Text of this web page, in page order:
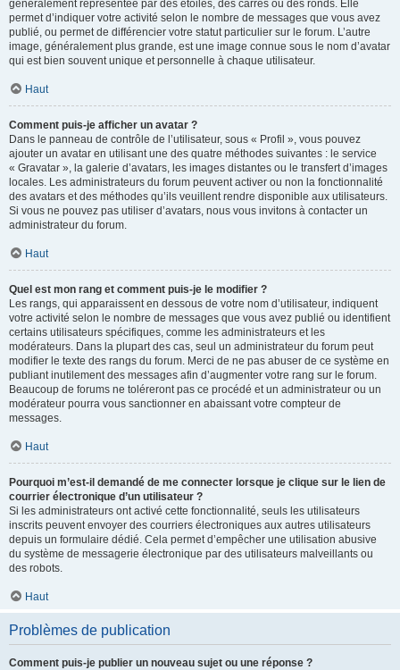
généralement représentée par des étoiles, des carrés ou des ronds. Elle
permet d’indiquer votre activité selon le nombre de messages que vous avez
publié, ou permet de différencier votre statut particulier sur le forum. L’autre
image, généralement plus grande, est une image connue sous le nom d’avatar
qui est bien souvent unique et personnelle à chaque utilisateur.
Haut
Comment puis-je afficher un avatar ?
Dans le panneau de contrôle de l’utilisateur, sous « Profil », vous pouvez
ajouter un avatar en utilisant une des quatre méthodes suivantes : le service
« Gravatar », la galerie d’avatars, les images distantes ou le transfert d’images
locales. Les administrateurs du forum peuvent activer ou non la fonctionnalité
des avatars et des méthodes qu’ils veuillent rendre disponible aux utilisateurs.
Si vous ne pouvez pas utiliser d’avatars, nous vous invitons à contacter un
administrateur du forum.
Haut
Quel est mon rang et comment puis-je le modifier ?
Les rangs, qui apparaissent en dessous de votre nom d’utilisateur, indiquent
votre activité selon le nombre de messages que vous avez publié ou identifient
certains utilisateurs spécifiques, comme les administrateurs et les
modérateurs. Dans la plupart des cas, seul un administrateur du forum peut
modifier le texte des rangs du forum. Merci de ne pas abuser de ce système en
publiant inutilement des messages afin d’augmenter votre rang sur le forum.
Beaucoup de forums ne toléreront pas ce procédé et un administrateur ou un
modérateur pourra vous sanctionner en abaissant votre compteur de
messages.
Haut
Pourquoi m’est-il demandé de me connecter lorsque je clique sur le lien de
courrier électronique d’un utilisateur ?
Si les administrateurs ont activé cette fonctionnalité, seuls les utilisateurs
inscrits peuvent envoyer des courriers électroniques aux autres utilisateurs
depuis un formulaire dédié. Cela permet d’empêcher une utilisation abusive
du système de messagerie électronique par des utilisateurs malveillants ou
des robots.
Haut
Problèmes de publication
Comment puis-je publier un nouveau sujet ou une réponse ?